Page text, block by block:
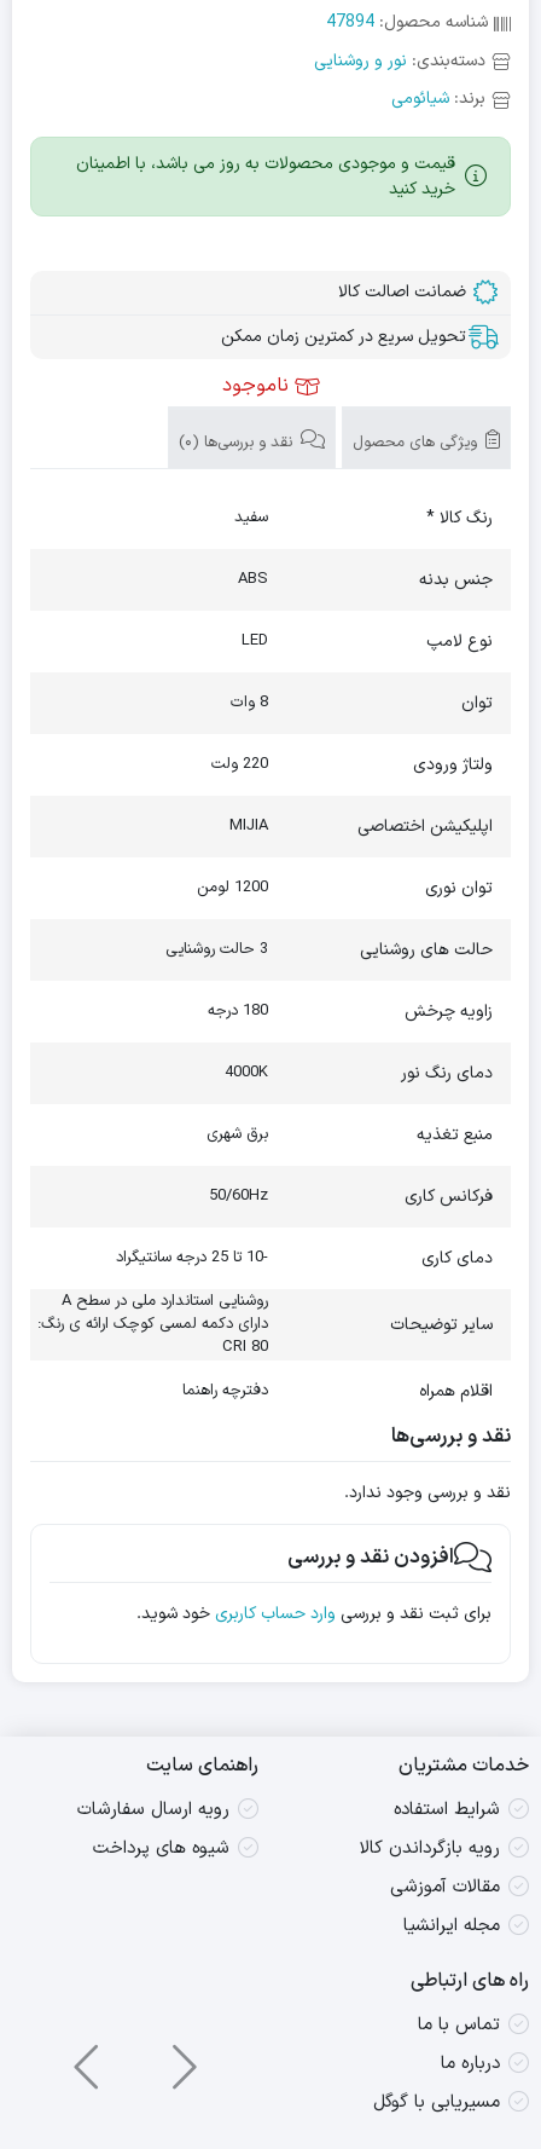
شناسه محصول: 47894
دسته‌بندی: نور و روشنایی
برند: شیائومی
قیمت و موجودی محصولات به روز می باشد، با اطمینان
خرید کنید
ضمانت اصالت کالا
تحویل سریع در کمترین زمان ممکن
ناموجود
ویژگی های محصول نقد و بررسی‌ها (0)
رنگ کالا * سفید
جنس بدنه ABS
نوع لامپ LED
توان 8 وات
ولتاژ ورودی 220 ولت
اپلیکیشن اختصاصی MIJIA
توان نوری 1200 لومن
حالت های روشنایی 3 حالت روشنایی
زاویه چرخش 180 درجه
دمای رنگ نور 4000K
منبع تغذیه برق شهری
فرکانس کاری 50/60Hz
دمای کاری -10 تا 25 درجه سانتیگراد
سایر توضیحات
روشنایی استاندارد ملی در سطح A
دارای دکمه لمسی کوچک ارائه ی رنگ:
80 CRI
اقلام همراه دفترچه راهنما
نقد و بررسی‌ها
نقد و بررسی وجود ندارد.
افزودن نقد و بررسی
برای ثبت نقد و بررسی وارد حساب کاربریخود شوید.
خدمات مشتریان
شرایط استفاده
رویه بازگرداندن کالا
مقالات آموزشی
مجله ایرانشیا
راهنمای سایت
رویه ارسال سفارشات
شیوه های پرداخت
راه های ارتباطی
تماس با ما
درباره ما
مسیریابی با گوگل